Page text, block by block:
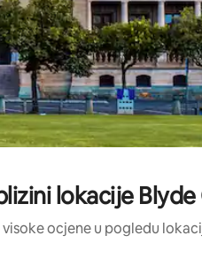
lokacije
ocjene u pogledu